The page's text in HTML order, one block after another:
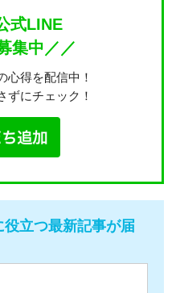
式LINE
集中／／
心得を配信中！
ずにチェック！
立つ最新記事が届